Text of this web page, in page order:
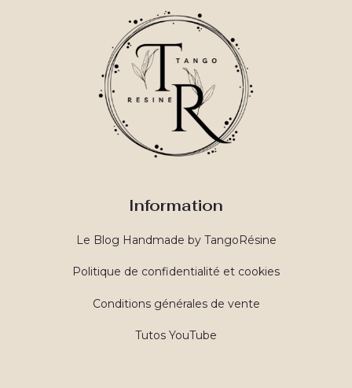
Information
Le Blog Handmade by TangoRésine
Politique de confidentialité et cookies
Conditions générales de vente
Tutos YouTube